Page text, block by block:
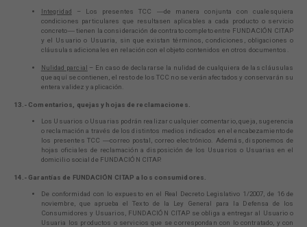
Integridad – Los presentes TCC ―de manera conjunta con cualesquiera
condiciones particulares que resultasen aplicables a cada producto o servicio
concreto― tienen la consideración de contrato completo entre FUNDACIÓN CITAP
y el Usuario o Usuaria, sin que existan términos, condiciones, obligaciones o
cláusulas adicionales en relación con el objeto contenidos en otros documentos.
Nulidad parcial – En caso de declararse la nulidad de cualquiera de las cláusulas
que aquí se contienen, el resto de los TCC no se verán afectados y conservarán su
entera validez y aplicación.
13.- Comentarios, quejas y hojas de reclamaciones.
Los Usuarios o Usuarias podrán realizar cualquier comentario, queja, sugerencia
o reclamación a través de los distintos medios indicados en el encabezamiento de
los presentes TCC ―correo postal, correo electrónico. Además, disponemos de
hojas oficiales de reclamación a disposición de los Usuarios o Usuarias en el
domicilio social de FUNDACIÓN CITAP.
14.- Garantías de FUNDACIÓN CITAP a los consumidores.
De conformidad con lo expuesto en el Real Decreto Legislativo 1/2007, de 16 de
noviembre, que aprueba el Texto de la Ley General para la Defensa de los
Consumidores y Usuarios, FUNDACIÓN CITAP se obliga a entregar al Usuario o
Usuaria los productos o servicios que se correspondan con lo contratado, y con